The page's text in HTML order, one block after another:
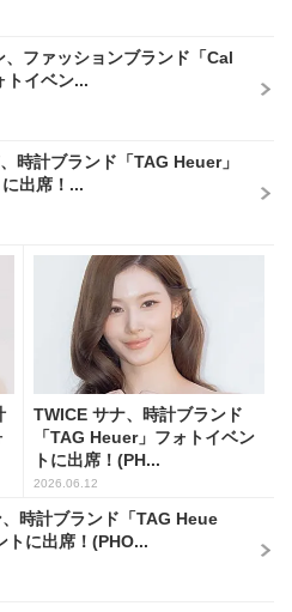
ファッションブランド「Cal
イベン...
時計ブランド「TAG Heuer」
出席！...
TWICE サナ、時計ブランド
「TAG Heuer」フォトイベン
トに出席！(PH...
2026.06.12
時計ブランド「TAG Heue
トに出席！(PHO...